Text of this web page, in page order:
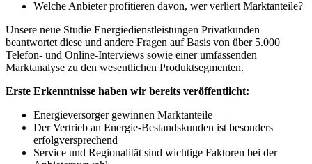
Welche Anbieter profitieren davon, wer verliert Marktanteile?
Unsere neue Studie Energiedienstleistungen Privatkunden
beantwortet diese und andere Fragen auf Basis von über 5.000
Telefon- und Online-Interviews sowie einer umfassenden
Marktanalyse zu den wesentlichen Produktsegmenten.
Erste Erkenntnisse haben wir bereits veröffentlicht:
Energieversorger gewinnen Marktanteile
Der Vertrieb an Energie-Bestandskunden ist besonders
erfolgversprechend
Service und Regionalität sind wichtige Faktoren bei der